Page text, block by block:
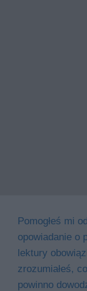
Pomogłeś mi
opowiadanie o
lektury
zrozumiałeś,
powinno